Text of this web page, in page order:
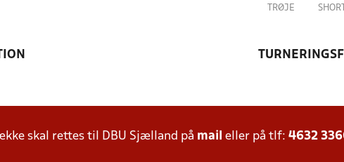
TRØJE
skal rettes til DBU Sjælland på mail eller på tlf: 4632